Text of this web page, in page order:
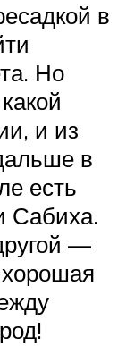
в
Но
и из
в
есть
Сабиха.
—